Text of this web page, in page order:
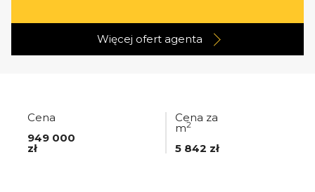
Więcej ofert agenta
Cena
949 000
zł
Cena za
m2
5 842 zł